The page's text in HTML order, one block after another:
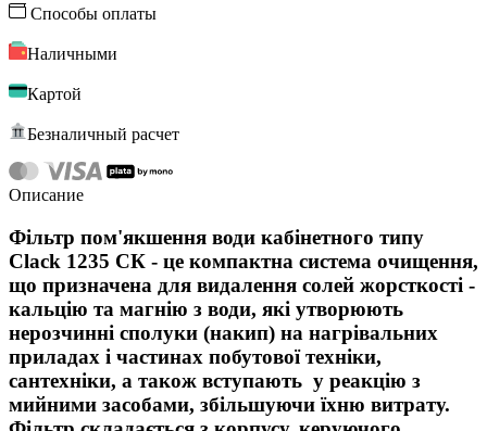
Способы оплаты
Наличными
Картой
Безналичный расчет
Описание
Фільтр пом'якшення води кабінетного типу
Clack 1235 CК - це компактна система очищення,
що призначена для видалення солей жорсткості -
кальцію та магнію з води, які утворюють
нерозчинні сполуки (накип) на нагрівальних
приладах і частинах побутової техніки,
сантехніки, а також вступають у реакцію з
мийними засобами, збільшуючи їхню витрату.